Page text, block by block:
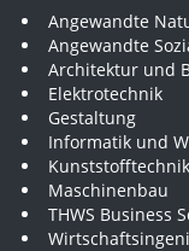
Angewandte
Angewandte
Architektur und
Elektrotechnik
Gestaltung
Informatik und
Maschinenbau
THWS Business